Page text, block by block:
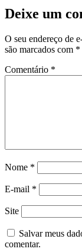
Deixe um
O seu endereço de
são marcados com *
Comentário *
Nome *
E-mail *
Site
Salvar meus
comentar.